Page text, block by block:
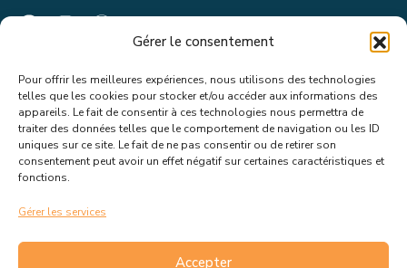
Gérer le consentement
Pour offrir les meilleures expériences, nous utilisons des technologies
telles que les cookies pour stocker et/ou accéder aux informations des
appareils. Le fait de consentir à ces technologies nous permettra de
traiter des données telles que le comportement de navigation ou les ID
uniques sur ce site. Le fait de ne pas consentir ou de retirer son
consentement peut avoir un effet négatif sur certaines caractéristiques et
fonctions.
Gérer les services
Accepter
Suivez toutes les informations &
actualités de votre ville !
mairie de Rousset. En savoir plus sur la gestion de mes